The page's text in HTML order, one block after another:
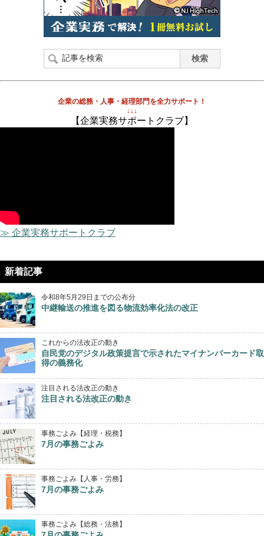
企業の総務・人事・経理部門を全力サポート！
↓↓↓
【企業実務サポートクラブ】
≫ 企業実務サポートクラブ
新着記事
令和8年5月29日までの公布分
中継輸送の推進を図る物流効率化法の改正
これからの法改正の動き
自民党のデジタル政策提言で示されたマイナンバーカード取
得の義務化
注目される法改正の動き
注目される法改正の動き
事務ごよみ【経理・税務】
7月の事務ごよみ
事務ごよみ【人事・労務】
7月の事務ごよみ
事務ごよみ【総務・法務】